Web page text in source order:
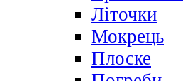
Літочки
Мокрець
Плоске